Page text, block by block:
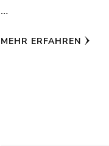
…
MEHR ERFAHREN